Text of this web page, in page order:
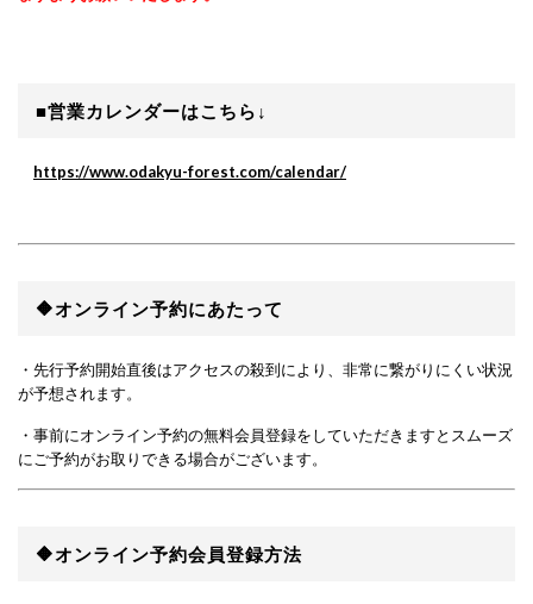
■営業カレンダーはこちら ↓
https://www.odakyu-forest.com/calendar/
🔶オンライン予約にあたって
・先行予約開始直後はアクセスの殺到により、非常に繋がりにくい状況
が予想されます。
・事前にオンライン予約の無料会員登録をしていただきますとスムーズ
にご予約がお取りできる場合がございます。
🔶オンライン予約会員登録方法